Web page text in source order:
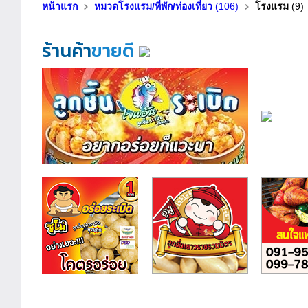
หน้าแรก หมวดโรงแรม/ที่พัก/ท่องเที่ยว (106) โรงแรม (9)
ร้านค้าขายดี